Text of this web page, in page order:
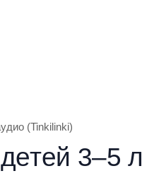
(Tinkilinki)
3–5